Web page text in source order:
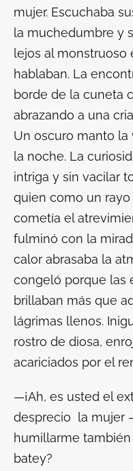
mujer. Escuchaba
la muchedumbre y
lejos al monstruoso
hablaban. La
borde de la cuneta
abrazando a una
Un oscuro manto
la noche. La
intriga y sin vacilar
quien como un
cometía el
fulminó con la
calor abrasaba la
congeló porque las
brillaban más que
lágrimas llenos.
rostro de diosa,
acariciados por el
—¡Ah, es usted el
desprecio la mujer
humillarme
batey?